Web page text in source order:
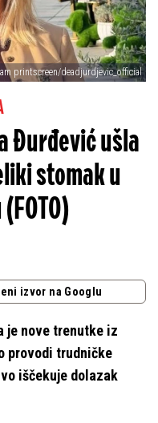
printscreen/deadjurdjevic_official
Đurđević ušla
stomak u
izvor na Googlu
je nove trenutke iz
provodi trudničke
iščekuje dolazak